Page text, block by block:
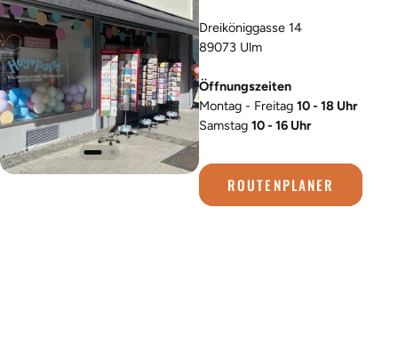
Dreiköniggasse 14
89073 Ulm
Öffnungszeiten
Montag - Freitag 10 - 18 Uhr
Samstag 10 - 16 Uhr
ROUTENPLANER